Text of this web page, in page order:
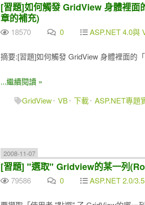
[習題]如何觸發 GridView 身體裡面
章的補充)
18570 0 ASP.NET 4.0與
摘要:[習題]如何觸發 GridView 身體裡面的
...繼續閱讀 »
GridView VB 下載 ASP.NET專題
2008-11-07
[習題] "選取" Gridview的某一列
79586 0 ASP.NET 2.0/